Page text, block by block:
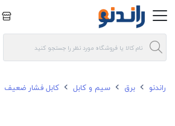
راندنو برق سیم و کابل کابل فشار ضعیف